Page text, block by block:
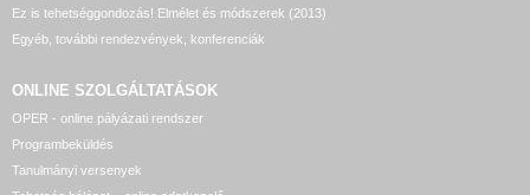
Ez is tehetséggondozás! Elmélet és módszerek (2013)
Egyéb, további rendezvények, konferenciák
ONLINE SZOLGÁLTATÁSOK
OPER - online pályázati rendszer
Programbeküldés
Tanulmányi versenyek